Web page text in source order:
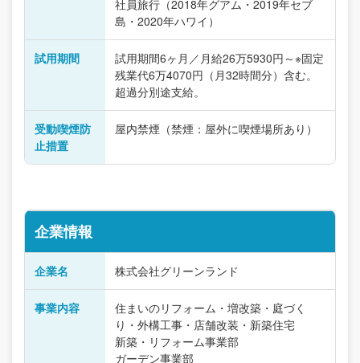
社員旅行（2018年グアム・2019年セブ
島・2020年ハワイ）
試用期間
試用期間6ヶ月／月給26万5930円～※固定
残業代6万4070円（月32時間分）含む。
超過分別途支給。
受動喫煙防
止措置
屋内禁煙（禁煙：屋外に喫煙場所あり）
企業情報
企業名 株式会社グリーンランド
事業内容
住まいのリフォーム・増改築・庭づく
り・外構工事・店舗改装・新築住宅
新築・リフォーム事業部
ガーデン事業部